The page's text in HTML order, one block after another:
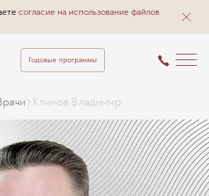
согласие на использование файлов
Годовые программы
Климов Владимир